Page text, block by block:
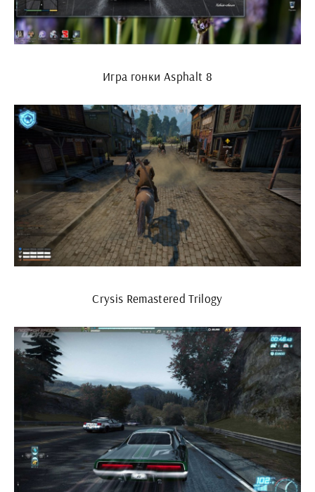
Игра гонки Asphalt 8
Crysis Remastered Trilogy